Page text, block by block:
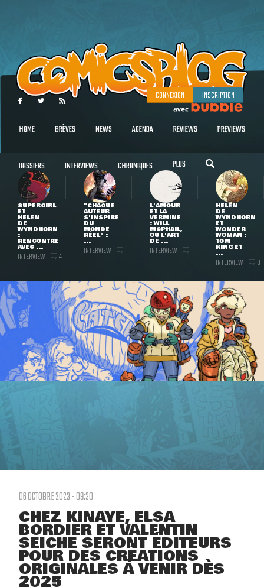
CONNEXION INSCRIPTION
HOME BRÈVES NEWS AGENDA REVIEWS PREVIEWS
DOSSIERS INTERVIEWS CHRONIQUES PLUS
SUPERGIRL
ET
HELEN
DE
WYNDHORN
:
RENCONTRE
AVEC ...
INTERVIEW 4
"CHAQUE
AUTEUR
S'INSPIRE
DU
MONDE
RÉEL" :
...
INTERVIEW 1
L'AMOUR
ET LA
VERMINE
: WILL
MCPHAIL,
OU L'ART
DE ...
INTERVIEW 1
HELEN
DE
WYNDHORN
ET
WONDER
WOMAN :
TOM
KING ET
...
INTERVIEW 3
06 OCTOBRE 2023 - 09:30
CHEZ KINAYE, ELSA
BORDIER ET VALENTIN
SEICHE SERONT ÉDITEURS
POUR DES CRÉATIONS
ORIGINALES À VENIR DÈS
2025